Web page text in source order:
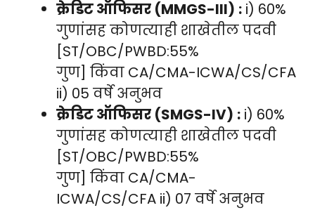
क्रेडिट ऑफिसर (MMGS-III) : i) 60%
गुणांसह कोणत्याही शाखेतील पदवी
[ST/OBC/PWBD:55%
गुण] किंवा CA/CMA-ICWA/CS/CFA
ii) 05 वर्षे अनुभव
क्रेडिट ऑफिसर (SMGS-IV) : i) 60%
गुणांसह कोणत्याही शाखेतील पदवी
[ST/OBC/PWBD:55%
गुण] किंवा CA/CMA-
ICWA/CS/CFA ii) 07 वर्षे अनुभव